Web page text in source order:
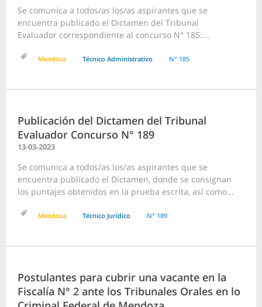
Se comunica a todos/as los/as aspirantes que se
encuentra publicado el Dictamen del Tribunal
Evaluador correspondiente al concurso N° 185:...
Mendoza Técnico Administrativo N° 185
Publicación del Dictamen del Tribunal
Evaluador Concurso N° 189
13-03-2023
Se comunica a todos/as los/as aspirantes que se
encuentra publicado el Dictamen, donde se consignan
los puntajes obtenidos en la prueba escrita, así como...
Mendoza Técnico Jurídico N° 189
Postulantes para cubrir una vacante en la
Fiscalía N° 2 ante los Tribunales Orales en lo